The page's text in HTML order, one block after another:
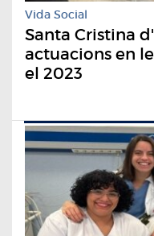
Vida Social
Santa Cristina
actuacions en
el 2023